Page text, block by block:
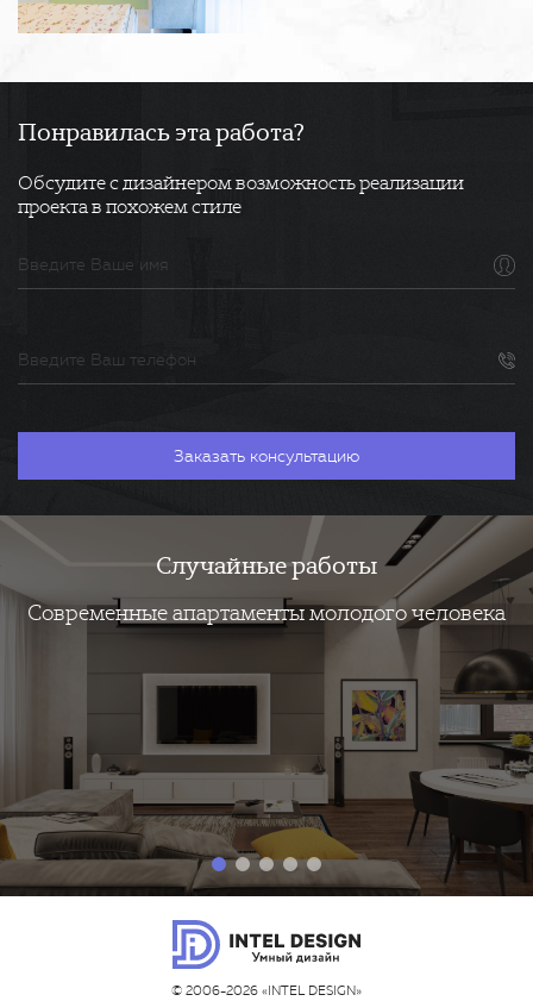
Понравилась эта работа?
Обсудите с дизайнером возможность реализации
проекта в похожем стиле
Современные апартаменты молодого человека
Случайные работы
© 2006-2026 «INTEL DESIGN»